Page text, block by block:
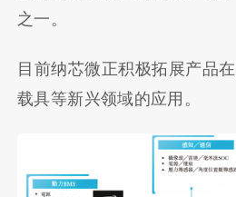
之一。
目前纳芯微正积极拓展产品
载具等新兴领域的应用。